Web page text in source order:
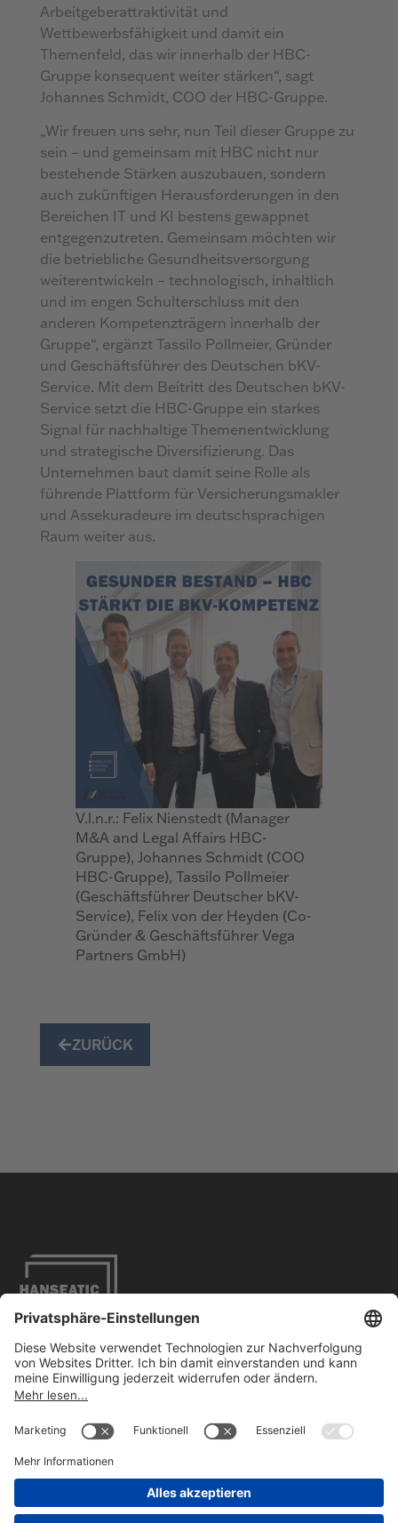
Arbeitgeberattraktivität und
Wettbewerbsfähigkeit und damit ein
Themenfeld, das wir innerhalb der HBC-
Gruppe konsequent weiter stärken“, sagt
Johannes Schmidt, COO der HBC-Gruppe.
„Wir freuen uns sehr, nun Teil dieser Gruppe zu
sein – und gemeinsam mit HBC nicht nur
bestehende Stärken auszubauen, sondern
auch zukünftigen Herausforderungen in den
Bereichen IT und KI bestens gewappnet
entgegenzutreten. Gemeinsam möchten wir
die betriebliche Gesundheitsversorgung
weiterentwickeln – technologisch, inhaltlich
und im engen Schulterschluss mit den
anderen Kompetenzträgern innerhalb der
Gruppe“, ergänzt Tassilo Pollmeier, Gründer
und Geschäftsführer des Deutschen bKV-
Service. Mit dem Beitritt des Deutschen bKV-
Service setzt die HBC-Gruppe ein starkes
Signal für nachhaltige Themenentwicklung
und strategische Diversifizierung. Das
Unternehmen baut damit seine Rolle als
führende Plattform für Versicherungsmakler
und Assekuradeure im deutschsprachigen
Raum weiter aus.
V.l.n.r.: Felix Nienstedt (Manager
M&A and Legal Affairs HBC-
Gruppe), Johannes Schmidt (COO
HBC-Gruppe), Tassilo Pollmeier
(Geschäftsführer Deutscher bKV-
Service), Felix von der Heyden (Co-
Gründer & Geschäftsführer Vega
Partners GmbH)
ZURÜCK
Impressum
Kontakt